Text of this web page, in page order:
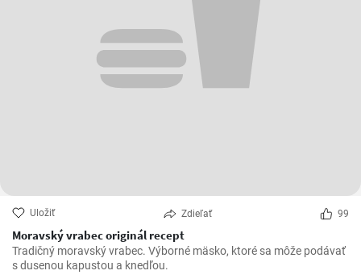
Uložiť Zdieľať 99
Moravský vrabec originál recept
Tradičný moravský vrabec. Výborné mäsko, ktoré sa môže podávať
s dusenou kapustou a knedľou.